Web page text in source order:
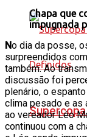
Chapa que
impugnada
No dia da posse,
surpreendidos
também. Ao
discussão foi
plenário, o
clima pesado e as
ao vereador Léo
continuou com a